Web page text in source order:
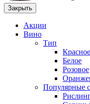
Закрыть
Акции
Вино
Тип
Красное
Белое
Розовое
Популярные